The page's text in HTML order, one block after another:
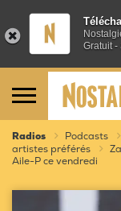
Gratuit -
Radios Podcasts
artistes préférés
Aile-P ce vendredi